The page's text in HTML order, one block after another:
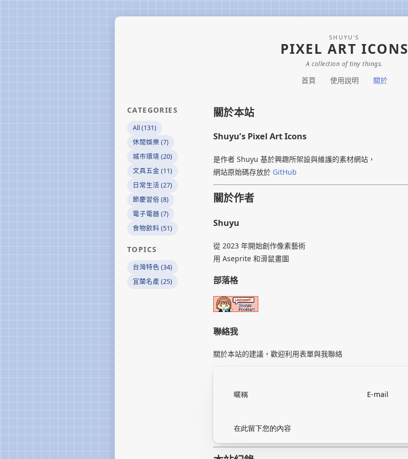
SHUYU'S
PIXEL ART ICONS
A collection of tiny things.
首頁 使用說明 關於
CATEGORIES
All (131)
休閒娛樂 (7)
城市環境 (20)
文具五金 (11)
日常生活 (27)
節慶習俗 (8)
電子電器 (7)
食物飲料 (51)
TOPICS
台灣特色 (34)
宜蘭名產 (25)
關於本站
Shuyu’s Pixel Art Icons
是作者 Shuyu 基於興趣所架設與維護的素材網站，
網站原始碼存放於 GitHub
關於作者
Shuyu
從 2023 年開始創作像素藝術
用 Aseprite 和滑鼠畫圖
部落格
聯絡我
關於本站的建議，歡迎利用表單與我聯絡